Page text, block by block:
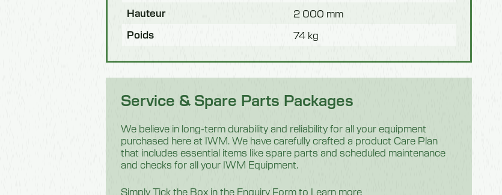
Hauteur 2 000 mm
Poids 74 kg
Service & Spare Parts Packages
We believe in long-term durability and reliability for all your equipment
purchased here at IWM. We have carefully crafted a product Care Plan
that includes essential items like spare parts and scheduled maintenance
and checks for all your IWM Equipment.
Simply Tick the Box in the Enquiry Form to Learn more